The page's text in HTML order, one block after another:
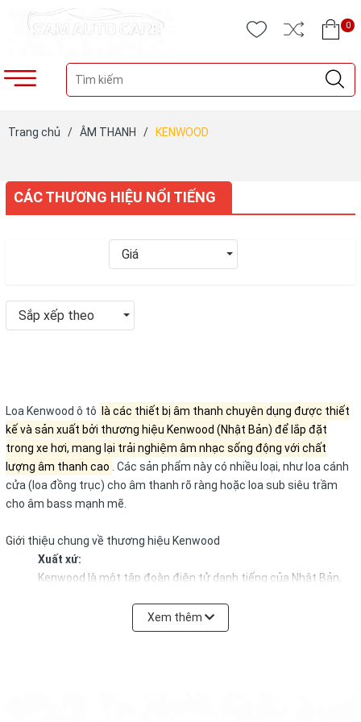
0
Trang chủ / ÂM THANH / KENWOOD
CÁC THƯƠNG HIỆU NỔI TIẾNG
Giá
Sắp xếp theo
Loa Kenwood ô tô
là các thiết bị âm thanh chuyên dụng được thiết
kế và sản xuất bởi thương hiệu Kenwood (Nhật Bản) để lắp đặt
trong xe hơi, mang lại trải nghiệm âm nhạc sống động với chất
lượng âm thanh cao
Các sản phẩm này có nhiều loại, như loa cánh
cửa (loa đồng trục) cho âm thanh rõ ràng hoặc loa sub siêu trầm
cho âm bass mạnh mẽ.
Giới thiệu chung về thương hiệu Kenwood
Xuất xứ:
Kenwood là một tập đoàn điện tử danh tiếng của Nhật Bản,
Ban đầu tập trung vào thiết bị liên lạc vô tuyến, sau đó mở
Xem thêm